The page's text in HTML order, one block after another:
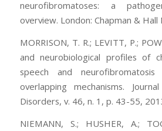
neurofibromatoses: a
overview. London: Chapman & Hall
MORRISON, T. R.; LEVITT, P.;
and neurobiological profiles of
speech and
overlapping mechanisms.
Disorders, v. 46, n. 1, p. 43-55,
NIEMANN, S.; HUSHER, A.;